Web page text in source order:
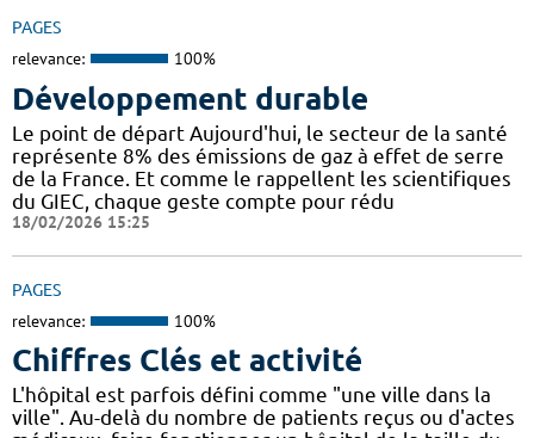
PAGES
relevance: 100%
Développement durable
Le point de départ Aujourd'hui, le secteur de la santé
représente 8% des émissions de gaz à effet de serre
de la France. Et comme le rappellent les scientifiques
du GIEC, chaque geste compte pour rédu
18/02/2026 15:25
PAGES
relevance: 100%
Chiffres Clés et activité
L'hôpital est parfois défini comme "une ville dans la
ville". Au-delà du nombre de patients reçus ou d'actes